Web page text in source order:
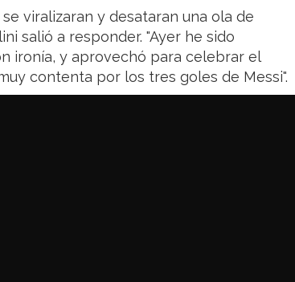
viralizaran y desataran una ola de
salió a responder. "Ayer he sido
ironía, y aprovechó para celebrar el
contenta por los tres goles de Messi".